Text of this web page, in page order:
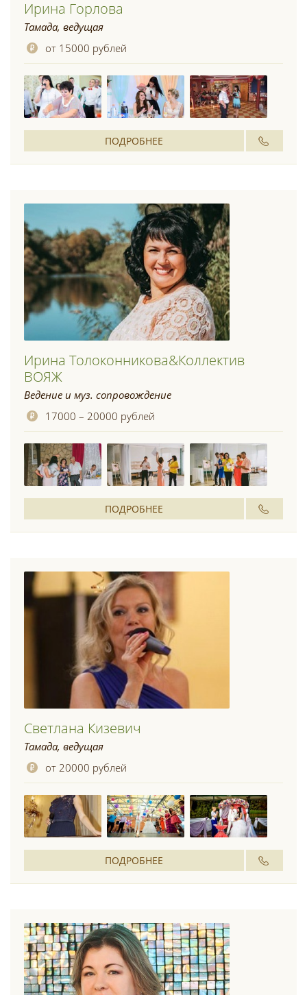
Ирина Горлова
Тамада, ведущая
от 15000 рублей
ПОДРОБНЕЕ
Ирина Толоконникова&Коллектив
ВОЯЖ
Ведение и муз. сопровождение
17000 – 20000 рублей
ПОДРОБНЕЕ
Светлана Кизевич
Тамада, ведущая
от 20000 рублей
ПОДРОБНЕЕ